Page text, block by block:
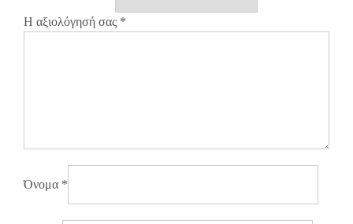
Η αξιολόγησή σας *
Όνομα *